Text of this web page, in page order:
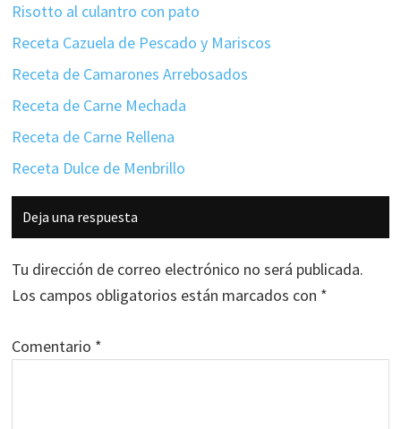
Risotto al culantro con pato
Receta Cazuela de Pescado y Mariscos
Receta de Camarones Arrebosados
Receta de Carne Mechada
Receta de Carne Rellena
Receta Dulce de Menbrillo
Interacciones
con
los
lectores
Deja una respuesta
Tu dirección de correo electrónico no será publicada.
Los campos obligatorios están marcados con *
Comentario *